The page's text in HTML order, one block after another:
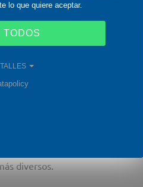
de confianza, ahora y en el
de los clientes están sujetos
solo expida certificados ISO
con las que queda
lo que garantiza una
certificación si se ofrece
técnicos consolidados de
e indispensable de
y lleva a cabo soluciones
diversos.
lo que quiere aceptar.
TODOS